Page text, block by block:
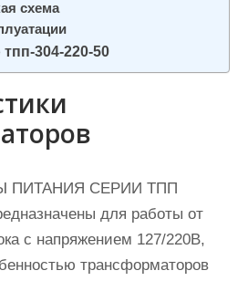
схема
304-220-50
ПИТАНИЯ СЕРИИ ТПП
для работы от
с напряжением 127/220В,
трансформаторов